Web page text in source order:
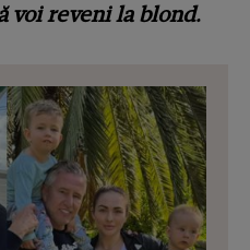
voi reveni la blond.